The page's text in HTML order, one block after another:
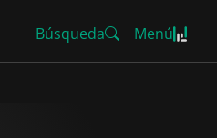
Búsqueda Menú